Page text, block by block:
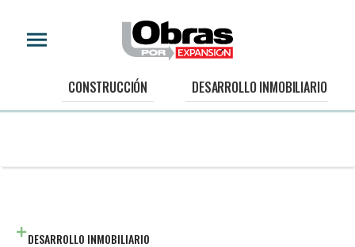
CONSTRUCCIÓN DESARROLLO INMOBILIARIO
DESARROLLO INMOBILIARIO